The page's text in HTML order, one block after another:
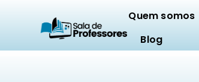
Quem somos
Blog